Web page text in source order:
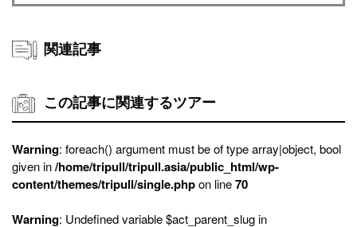
関連記事
この記事に関連するツアー
Warning: foreach() argument must be of type array|object, bool
given in/home/tripull/tripull.asia/public_html/wp-
content/themes/tripull/single.phpon line70
Warning: Undefined variable $act_parent_slug in